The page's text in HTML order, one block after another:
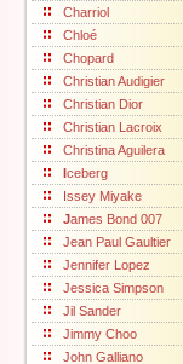
Charriol
Chloé
Chopard
Christian Audigier
Christian Dior
Christian Lacroix
Christina Aguilera
Iceberg
Issey Miyake
James Bond 007
Jean Paul Gaultier
Jennifer Lopez
Jessica Simpson
Jil Sander
Jimmy Choo
John Galliano